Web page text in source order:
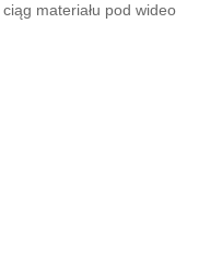
ciąg materiału pod wideo